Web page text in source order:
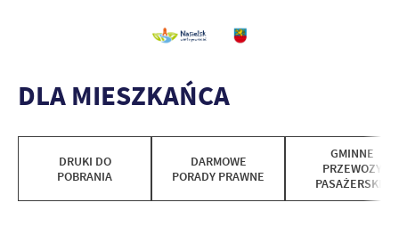
DLA MIESZKAŃCA
DRUKI DO
POBRANIA
DARMOWE
PORADY PRAWNE
GMINNE
PRZEWOZY
PASAŻERSKIE